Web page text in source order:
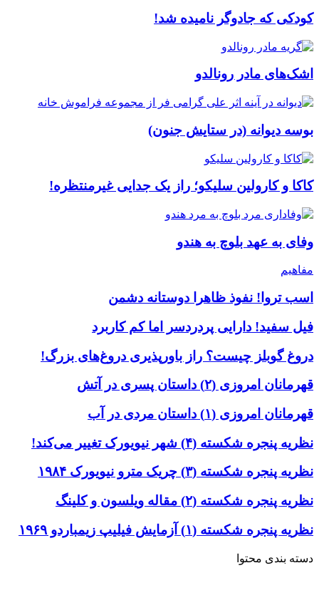
کودکی که جادوگر نامیده شد!
اشک‌های مادر رونالدو
بوسه دیوانه (در ستایش جنون)
کاکا و کارولین سلیکو؛ راز یک جدایی غیرمنتظره!
وفای به عهد بلوچ به هندو
مفاهیم
اسب تروا! نفوذ ظاهرا دوستانه دشمن
فیل سفید! دارایی پردردسر اما کم کاربرد
دروغ گوبلز چیست؟ راز باورپذیری دروغ‌های بزرگ!
قهرمانان امروزی (۲) داستان پسری در آتش
قهرمانان امروزی (۱) داستان مردی در آب
نظریه پنجره شکسته (۴) شهر نیویورک تغییر می‌کند!
نظریه پنجره شکسته (۳) چریک مترو نیویورک ۱۹۸۴
نظریه پنجره شکسته (۲) مقاله ویلسون و کلینگ
نظریه پنجره شکسته (۱) آزمایش فیلیپ زیمباردو ۱۹۶۹
دسته بندی محتوا